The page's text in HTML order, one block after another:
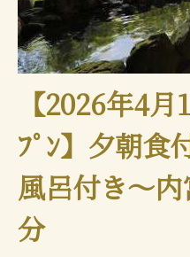
【2026年4
ﾌﾟﾝ】夕朝食
風呂付き～
分